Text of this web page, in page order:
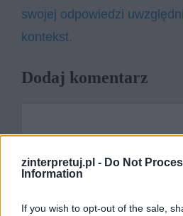
zinterpretuj.pl - Do Not
Information
If you wish to opt-out of the sale,
swojej odpowiedzi
kontekst.
Dodaj komentarz